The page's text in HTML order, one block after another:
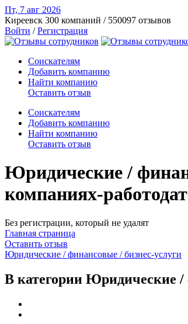
Пт, 7 авг 2026
Киреевск 300 компаний / 550097 отзывов
Войти /Регистрация
Соискателям
Добавить компанию
Найти компанию
Оставить отзыв
Соискателям
Добавить компанию
Найти компанию
Оставить отзыв
Юридические /
компаниях-
Без регистрации, который не удалят
Главная страница
Оставить отзыв
Юридические / финансовые / бизнес-услуги
В категории Юридические /